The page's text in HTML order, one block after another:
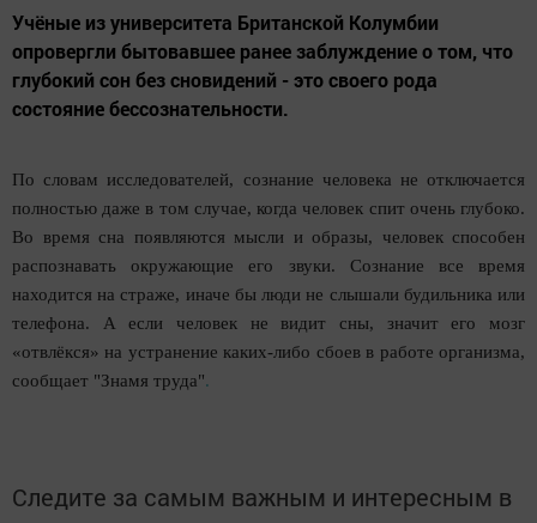
Учёные из университета Британской Колумбии
опровергли бытовавшее ранее заблуждение о том, что
глубокий сон без сновидений - это своего рода
состояние бессознательности.
По словам исследователей, сознание человека не отключается
полностью даже в том случае, когда человек спит очень глубоко.
Во время сна появляются мысли и образы, человек способен
распознавать окружающие его звуки. Сознание все время
находится на страже, иначе бы люди не слышали будильника или
телефона. А если человек не видит сны, значит его мозг
«отвлёкся» на устранение каких-либо сбоев в работе организма,
сообщает "Знамя труда".
Следите за самым важным и интересным в